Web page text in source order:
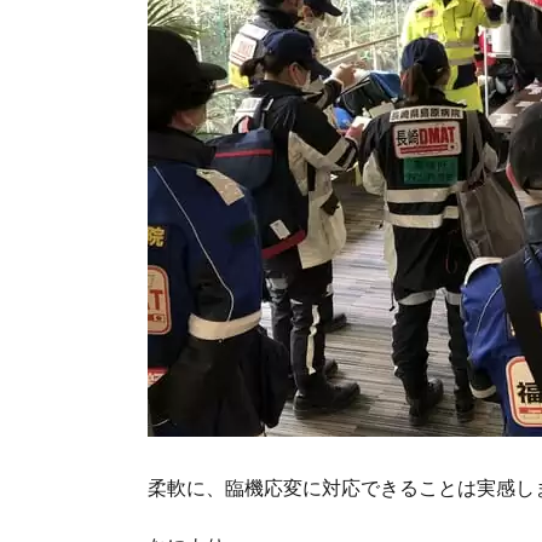
柔軟に、臨機応変に対応できることは実感し